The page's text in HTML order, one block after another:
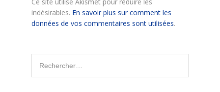
indésirables. En savoir plus sur comment les
données de vos commentaires sont utilisées.